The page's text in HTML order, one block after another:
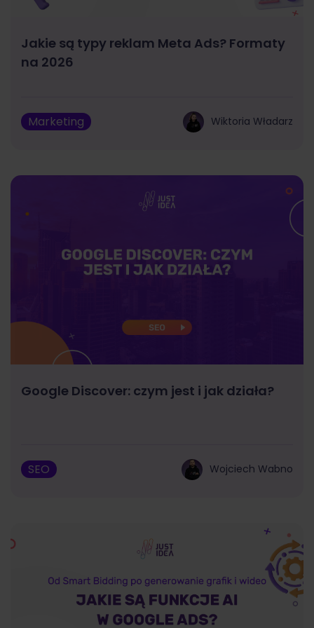
Jakie są typy reklam Meta Ads? Formaty
na 2026
Marketing Wiktoria Władarz
Google Discover: czym jest i jak działa?
SEO Wojciech Wabno